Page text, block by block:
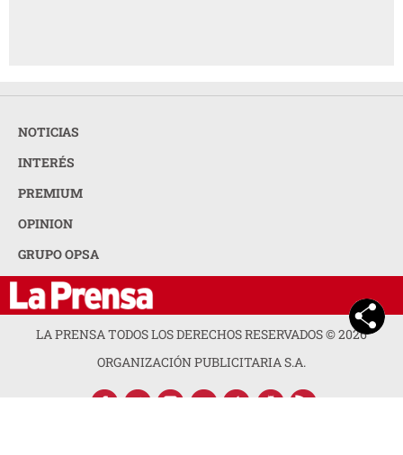
NOTICIAS
INTERÉS
PREMIUM
OPINION
GRUPO OPSA
LA PRENSA TODOS LOS DERECHOS RESERVADOS ©2026
ORGANIZACIÓN PUBLICITARIA S.A.